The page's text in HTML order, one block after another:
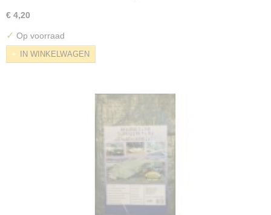
€ 4,20
✓ Op voorraad
IN WINKELWAGEN